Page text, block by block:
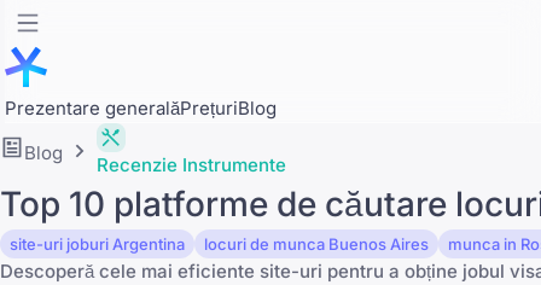
Prezentare generalăPrețuriBlog
Blog
Recenzie Instrumente
Top 10 platforme de căutare
site-uri joburi Argentina locuri de munca Buenos Aires munca in
Descoperă cele mai eficiente site-uri pentru a obține jobul